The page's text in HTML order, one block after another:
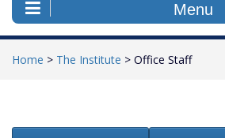
Menu
Home > The Institute > Office Staff